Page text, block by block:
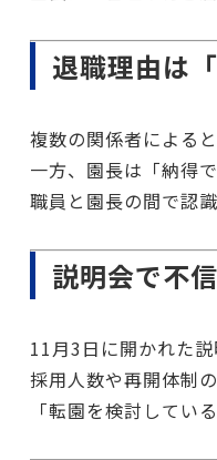
退職理由は
複数の関係者による
一方、園長は「納得
職員と園長の間で認
説明会で不
11月3日に開かれた
採用人数や再開体制
「転園を検討してい